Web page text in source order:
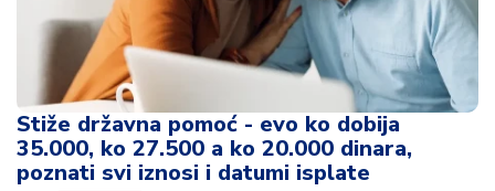
Stiže državna pomoć - evo ko dobija
35.000, ko 27.500 a ko 20.000 dinara,
poznati svi iznosi i datumi isplate